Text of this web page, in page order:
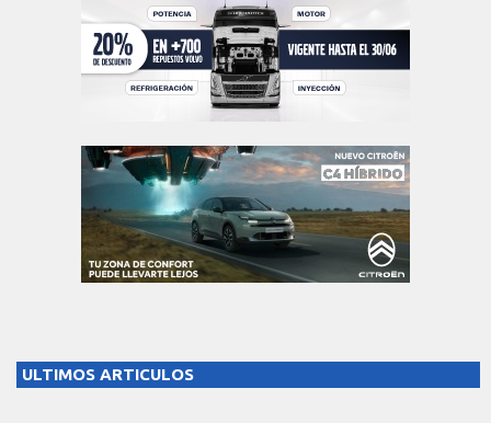
ULTIMOS ARTICULOS